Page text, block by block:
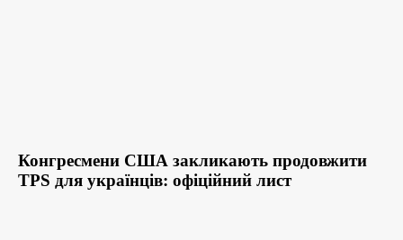
Конгресмени США закликають продовжити
TPS для українців: офіційний лист